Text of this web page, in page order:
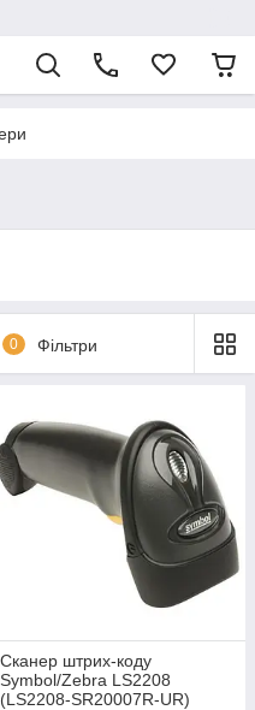
0 Фільтри
Сканер штрих-коду
Symbol/Zebra LS2208
(LS2208-SR20007R-UR)